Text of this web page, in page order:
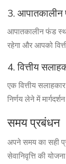
3.
आपातकालीन फंड
रहेगा और आपको
4. वित्तीय
एक वित्तीय
निर्णय लेने में
समय प्रबंधन
अपने समय का सही
सेवानिवृत्ति की